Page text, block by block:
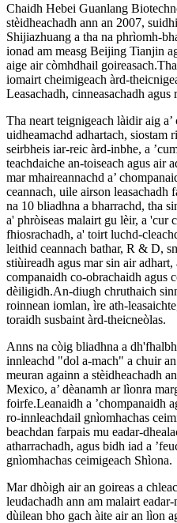
Chaidh Hebei Guanlang
stèidheachadh ann an 2007,
Shijiazhuang a tha na phrìomh-
ionad am measg Beijing Tianjin
aige air còmhdhail
iomairt cheimigeach àrd-
Leasachadh, cinneasachadh agus
Tha neart teignigeach làidir aig
uidheamachd adhartach, siostam
seirbheis iar-reic àrd-inbhe, a
teachdaiche an-toiseach agus air
mar mhaireannachd a’
ceannach, uile airson
na 10 bliadhna a bharrachd, tha
a' phròiseas malairt gu lèir, a 'cur
fhiosrachadh, a' toirt luchd-
leithid ceannach bathar, R & D,
stiùireadh agus mar sin air adhart,
companaidh co-obrachaidh agus
dèiligidh.An-diugh chruthaich
roinnean iomlan, ìre ath-
toraidh susbaint àrd-theicneòlas.
Anns na còig bliadhna a
innleachd "dol a-mach" a chuir
meuran againn a stèidheachadh
Mexico, a’ dèanamh ar lìonra
foirfe.Leanaidh a ’chompanaidh
ro-innleachdail gnìomhachas
beachdan farpais mu eadar-
atharrachadh, agus bidh iad a
gnìomhachas ceimigeach Shìona.
Mar dhòigh air an goireas a
leudachadh ann am malairt
dùilean bho gach àite air an lìon